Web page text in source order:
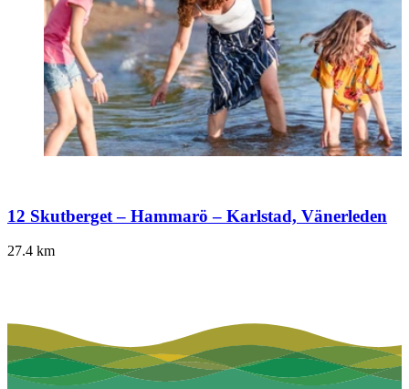
12 Skutberget – Hammarö – Karlstad, Vänerleden
27.4 km